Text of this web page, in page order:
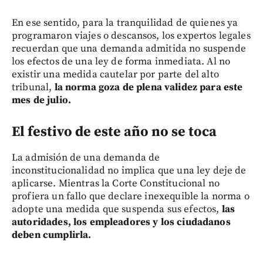
En ese sentido, para la tranquilidad de quienes ya
programaron viajes o descansos, los expertos legales
recuerdan que una demanda admitida no suspende
los efectos de una ley de forma inmediata. Al no
existir una medida cautelar por parte del alto
tribunal, la norma goza de plena validez para este
mes de julio.
El festivo de este año no se toca
La admisión de una demanda de
inconstitucionalidad no implica que una ley deje de
aplicarse. Mientras la Corte Constitucional no
profiera un fallo que declare inexequible la norma o
adopte una medida que suspenda sus efectos, las
autoridades, los empleadores y los ciudadanos
deben cumplirla.